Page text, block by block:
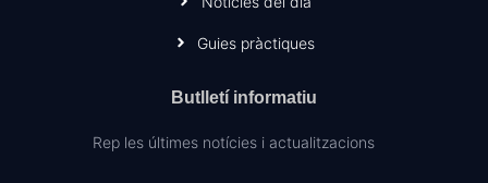
Guies pràctiques
Butlletí informatiu
Rep les últimes notícies i actualitzacions